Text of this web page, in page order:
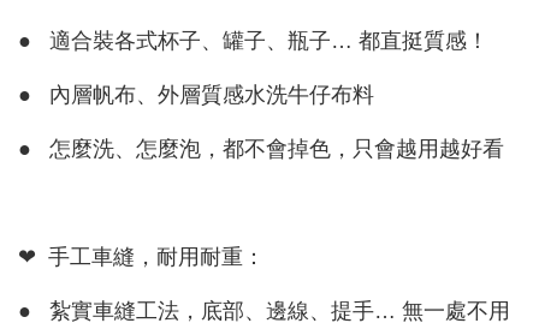
● 適合裝各式杯子、罐子、瓶子… 都直挺質感！
● 內層帆布、外層質感水洗牛仔布料
● 怎麼洗、怎麼泡，都不會掉色，只會越用越好看
❤ 手工車縫，耐用耐重：
● 紮實車縫工法，底部、邊線、提手… 無一處不用